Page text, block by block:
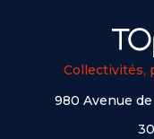
Collectivités,
980 Avenue